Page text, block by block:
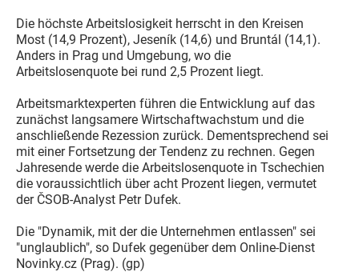
Die höchste Arbeitslosigkeit herrscht in den Kreisen
Most (14,9 Prozent), Jeseník (14,6) und Bruntál (14,1).
Anders in Prag und Umgebung, wo die
Arbeitslosenquote bei rund 2,5 Prozent liegt.
Arbeitsmarktexperten führen die Entwicklung auf das
zunächst langsamere Wirtschaftwachstum und die
anschließende Rezession zurück. Dementsprechend sei
mit einer Fortsetzung der Tendenz zu rechnen. Gegen
Jahresende werde die Arbeitslosenquote in Tschechien
die voraussichtlich über acht Prozent liegen, vermutet
der ČSOB-Analyst Petr Dufek.
Die "Dynamik, mit der die Unternehmen entlassen" sei
"unglaublich", so Dufek gegenüber dem Online-Dienst
Novinky.cz (Prag). (gp)